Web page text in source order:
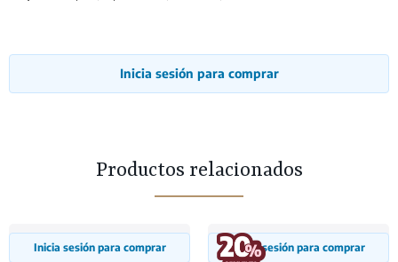
Inicia sesión para comprar
Productos relacionados
Inicia sesión para comprar Inicia sesión para comprar